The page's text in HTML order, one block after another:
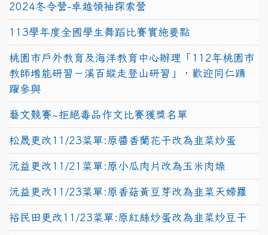
2024冬令營-卓越領袖探索營
113學年度全國學生舞蹈比賽實施要點
桃園市戶外教育及海洋教育中心辦理「112年桃園市
教師增能研習－溪百縱走登山研習」，歡迎同仁踴
躍參與
藝文競賽~拒絕毒品作文比賽獲獎名單
松晟更改11/23菜單:原醬香蘭花干改為韭菜炒蛋
沅益更改11/21菜單:原小瓜肉片改為玉米肉燥
沅益更改11/23菜單:原香菇黃豆芽改為韭菜天婦羅
裕民田更改11/23菜單:原紅絲炒蛋改為韭菜炒豆干